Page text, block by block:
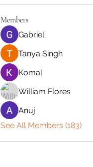
Members
Gabriel
Tanya Singh
Komal
William Flores
Anuj
See All Members (183)